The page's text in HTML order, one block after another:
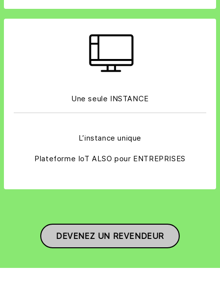
Une seule INSTANCE
L’instance unique
Plateforme IoT ALSO pour ENTREPRISES
DEVENEZ UN REVENDEUR